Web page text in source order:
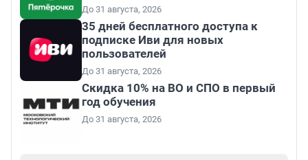
До 31 августа, 2026
35 дней бесплатного доступа к
подписке Иви для новых
пользователей
До 31 августа, 2026
Скидка 10% на ВО и СПО в первый
год обучения
До 31 августа, 2026